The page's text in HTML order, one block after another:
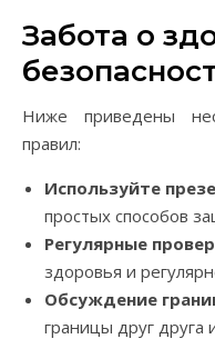
Забота о
Ниже приведены
правил:
Используйте
простых способов
Регулярные
здоровья и
Обсуждение
границы друг друга